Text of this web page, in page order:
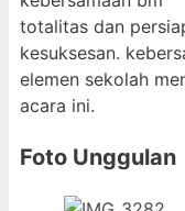
totalitas dan
kesuksesan.
elemen sekolah
acara ini.
Foto Unggulan